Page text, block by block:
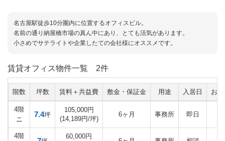
名古屋駅徒歩10分圏内に位置するオフィスビル。
名前の通り納屋橋市場の真ん中にあり、とても活気があります。
小さめでサテライトや企業したての会社様にオススメです。
賃貸オフィス物件一覧 2件
階数 坪数 賃料＋共益費 敷金・保証金 用途 入居日 お
4階
ニ
7.4坪
105,000円
(14,189円/坪)
6ヶ月 事務所 即日
4階
60,000円